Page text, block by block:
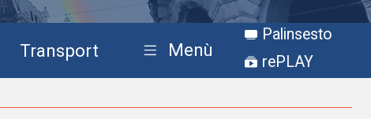
Transport Menù
Palinsesto
rePLAY